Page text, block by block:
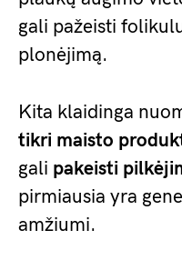
gali pažeisti
plonėjimą.
Kita klaidinga
tikri maisto
gali pakeisti
pirmiausia yra
amžiumi.